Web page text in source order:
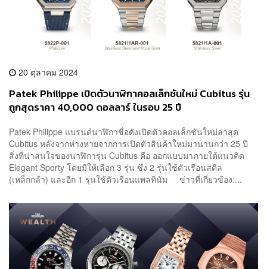
20 ตุลาคม 2024
Patek Philippe เปิดตัวนาฬิกาคอลเล็กชันใหม่ Cubitus รุ่น
ถูกสุดราคา 40,000 ดอลลาร์ ในรอบ 25 ปี
Patek Philippe แบรนด์นาฬิกาชื่อดังเปิดตัวคอลเล็กชันใหม่ล่าสุด
Cubitus หลังจากห่างหายจากการเปิดตัวสินค้าใหม่มานานกว่า 25 ปี
สิ่งที่น่าสนใจของนาฬิการุ่น Cubitus คือ ออกแบบมาภายใต้แนวคิด
Elegant Sporty โดยมีให้เลือก 3 รุ่น ซึ่ง 2 รุ่นใช้ตัวเรือนสตีล
(เหล็กกล้า) และอีก 1 รุ่นใช้ตัวเรือนแพลทินัม ข่าวที่เกี่ยวข้อง:...